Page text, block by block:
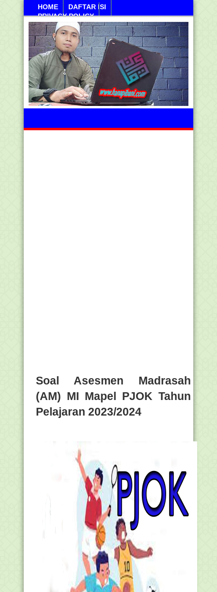
HOME
DAFTAR ISI
PRIVACY POLICY
Ahad, 09 Agustus 2026
Soal Asesmen Madrasah
(AM) MI Mapel PJOK Tahun
Pelajaran 2023/2024